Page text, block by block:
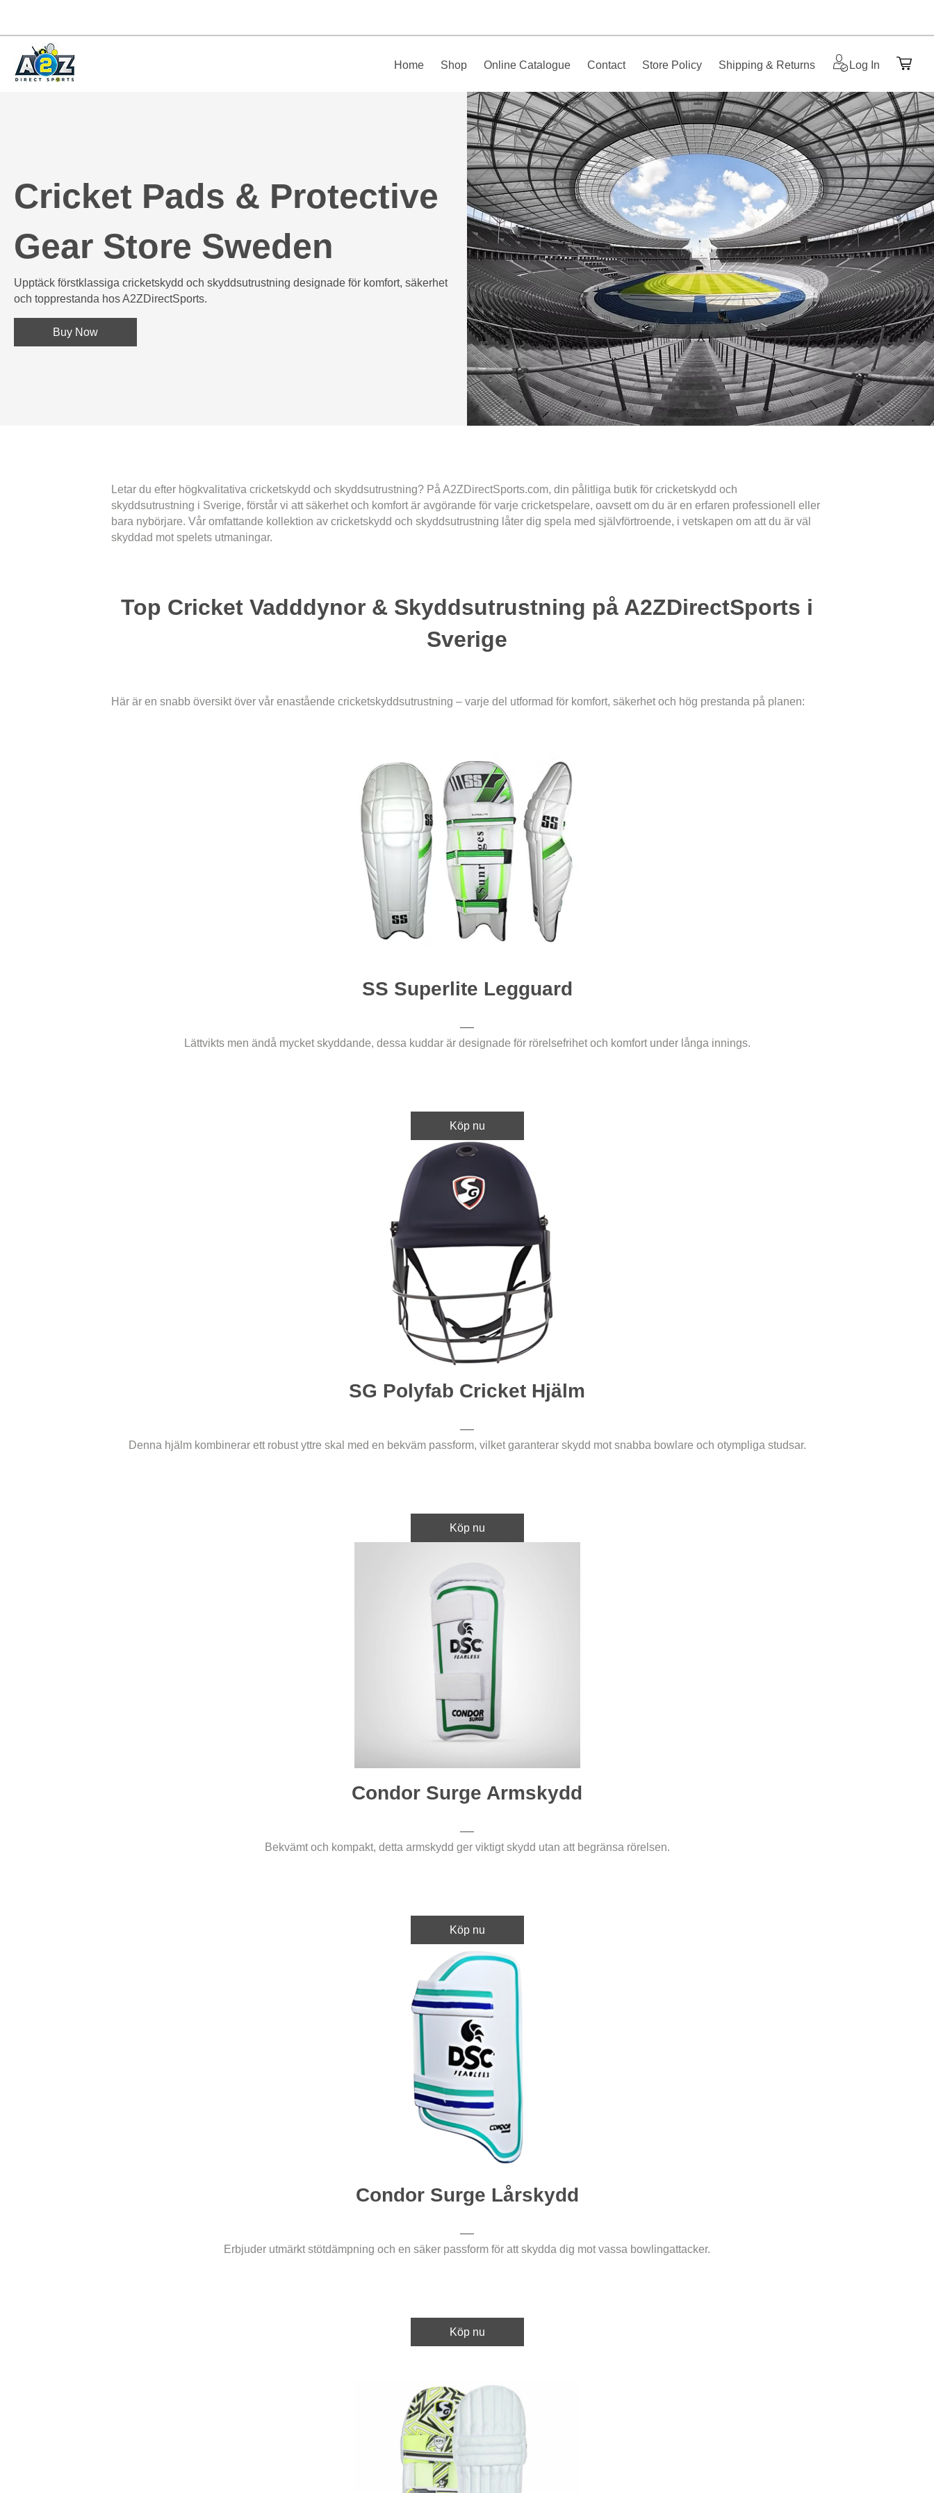
Home Shop Online Catalogue Contact Store Policy Shipping & Returns Log In
Cricket Pads & Protective
Gear Store Sweden
Upptäck förstklassiga cricketskydd och skyddsutrustning designade för komfort, säkerhet
och topprestanda hos A2ZDirectSports.
Buy Now
Letar du efter högkvalitativa cricketskydd och skyddsutrustning? På A2ZDirectSports.com, din pålitliga butik för cricketskydd och
skyddsutrustning i Sverige, förstår vi att säkerhet och komfort är avgörande för varje cricketspelare, oavsett om du är en erfaren professionell eller
bara nybörjare. Vår omfattande kollektion av cricketskydd och skyddsutrustning låter dig spela med självförtroende, i vetskapen om att du är väl
skyddad mot spelets utmaningar.
Top Cricket Vadddynor & Skyddsutrustning på A2ZDirectSports i
Sverige
Här är en snabb översikt över vår enastående cricketskyddsutrustning – varje del utformad för komfort, säkerhet och hög prestanda på planen:
SS Superlite Legguard
Lättvikts men ändå mycket skyddande, dessa kuddar är designade för rörelsefrihet och komfort under långa innings.
Köp nu
SG Polyfab Cricket Hjälm
Denna hjälm kombinerar ett robust yttre skal med en bekväm passform, vilket garanterar skydd mot snabba bowlare och otympliga studsar.
Köp nu
Condor Surge Armskydd
Bekvämt och kompakt, detta armskydd ger viktigt skydd utan att begränsa rörelsen.
Köp nu
Condor Surge Lårskydd
Erbjuder utmärkt stötdämpning och en säker passform för att skydda dig mot vassa bowlingattacker.
Köp nu